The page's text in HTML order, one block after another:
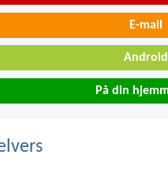
E-mail
Android
På din